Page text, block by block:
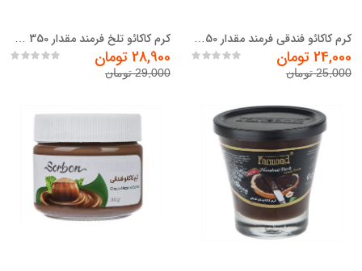
24,000 تومان
25,000 تومان
28,900 تومان
29,000 تومان